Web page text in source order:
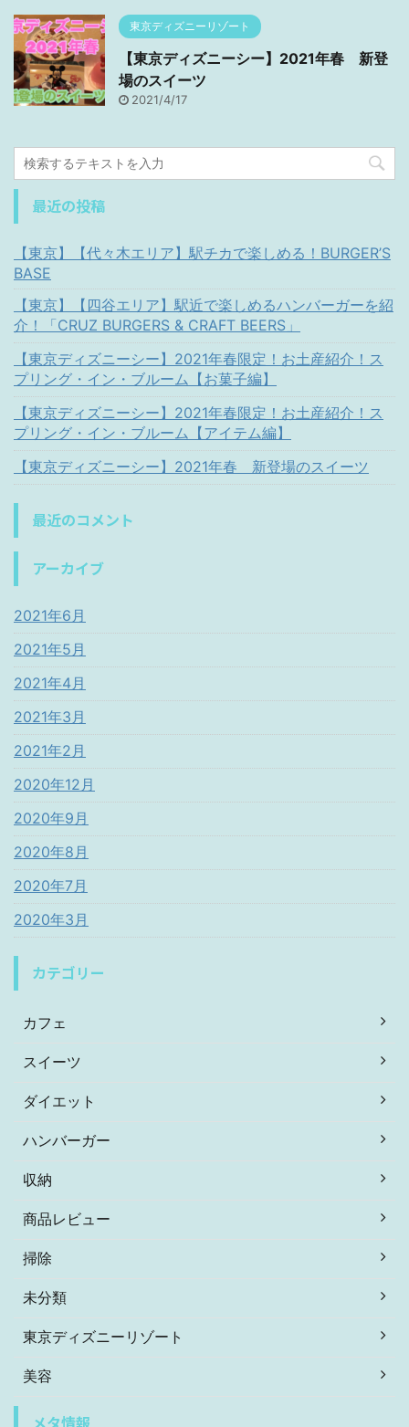
東京ディズニーリゾート
【東京ディズニーシー】2021年春 新登
場のスイーツ
2021/4/17
最近の投稿
【東京】【代々木エリア】駅チカで楽しめる！BURGER’S
BASE
【東京】【四谷エリア】駅近で楽しめるハンバーガーを紹
介！「CRUZ BURGERS & CRAFT BEERS」
【東京ディズニーシー】2021年春限定！お土産紹介！ス
プリング・イン・ブルーム【お菓子編】
【東京ディズニーシー】2021年春限定！お土産紹介！ス
プリング・イン・ブルーム【アイテム編】
【東京ディズニーシー】2021年春 新登場のスイーツ
最近のコメント
アーカイブ
2021年6月
2021年5月
2021年4月
2021年3月
2021年2月
2020年12月
2020年9月
2020年8月
2020年7月
2020年3月
カテゴリー
カフェ
スイーツ
ダイエット
ハンバーガー
収納
商品レビュー
掃除
未分類
東京ディズニーリゾート
美容
メタ情報